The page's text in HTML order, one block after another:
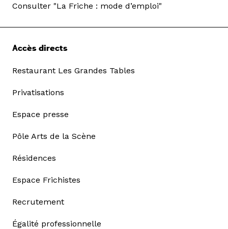
Consulter "La Friche : mode d’emploi"
Accès directs
Restaurant Les Grandes Tables
Privatisations
Espace presse
Pôle Arts de la Scène
Résidences
Espace Frichistes
Recrutement
Égalité professionnelle